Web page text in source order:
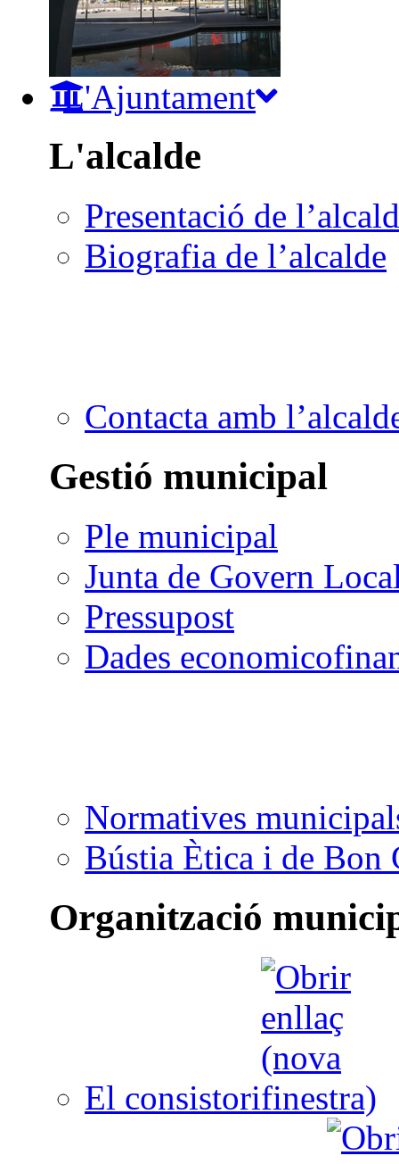
L'Ajuntament
L'alcalde
Presentació de
Biografia de l’alcalde
Contacta amb
Gestió municipal
Ple municipal
Junta de Govern
Pressupost
Dades
Normatives
Bústia Ètica i de Bon
Organització
El consistori